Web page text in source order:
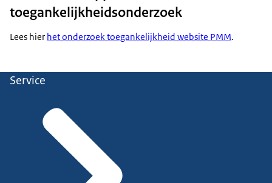
toegankelijkheidsonderzoek
Lees hier het onderzoek toegankelijkheid website PMM.
Service